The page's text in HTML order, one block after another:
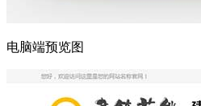
电脑端预览图